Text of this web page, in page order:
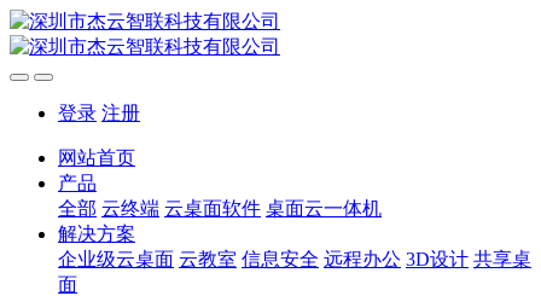
登录 注册
网站首页
产品
全部 云终端 云桌面软件 桌面云一体机
解决方案
企业级云桌面 云教室 信息安全 远程办公 3D设计 共享桌
面